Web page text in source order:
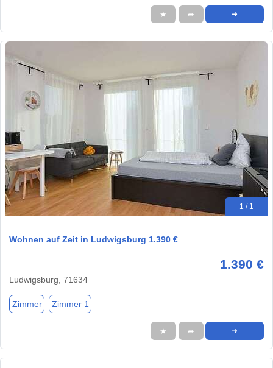
★ ➦ ➜
1 / 1
Wohnen auf Zeit in Ludwigsburg 1.390 €
1.390 €
Ludwigsburg, 71634
Zimmer Zimmer 1
★ ➦ ➜